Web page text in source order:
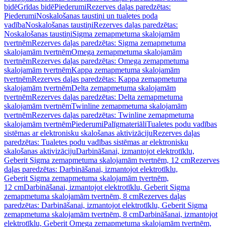
bidēGrīdas bidēPiederumiRezerves daļas paredzētas:
PiederumiNoskalošanas taustiņi un tualetes poda
vadībaNoskalošanas taustiņiRezerves daļas paredzētas:
Noskalošanas taustiņiSigma zemapmetuma skalojamām
tvertnēmRezerves daļas paredzētas: Sigma zemapmetuma
skalojamām tvertnēmOmega zemapmetuma skalojamām
tvertnēmRezerves daļas paredzētas: Omega zemapmetuma
skalojamām tvertnēmKappa zemapmetuma skalojamām
tvertnēmRezerves daļas paredzētas: Kappa zemapmetuma
skalojamām tvertnēmDelta zemapmetuma skalojamām
tvertnēmRezerves daļas paredzētas: Delta zemapmetuma
skalojamām tvertnēmTwinline zemapmetuma skalojamām
tvertnēmRezerves daļas paredzētas: Twinline zemapmetuma
skalojamām tvertnēmPiederumiPalīgmateriāliTualetes podu vadības
sistēmas ar elektronisku skalošanas aktivizācijuRezerves daļas
paredzētas: Tualetes podu vadības sistēmas ar elektronisku
skalošanas aktivizācijuDarbināšanai, izmantojot elektrotīklu,
Geberit Sigma zemapmetuma skalojamām tvertnēm, 12 cmRezerves
daļas paredzētas: Darbināšanai, izmantojot elektrotīklu,
Geberit Sigma zemapmetuma skalojamām tvertnēm,
12 cmDarbināšanai, izmantojot elektrotīklu, Geberit Sigma
zemapmetuma skalojamām tvertnēm, 8 cmRezerves daļas
paredzētas: Darbināšanai, izmantojot elektrotīklu, Geberit Sigma
zemapmetuma skalojamām tvertnēm, 8 cmDarbināšanai, izmantojot
elektrotīklu, Geberit Omega zemapmetuma skalojamām tvertnēm,